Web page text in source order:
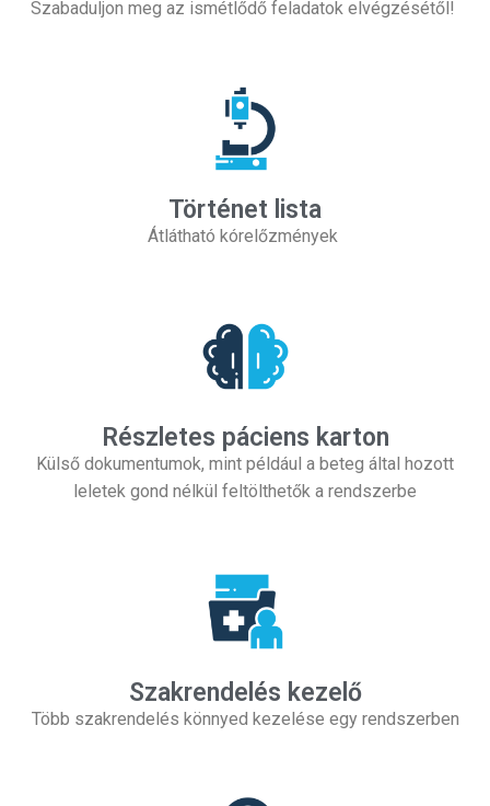
Szabaduljon meg az ismétlődő feladatok elvégzésétől!
Történet lista
Átlátható kórelőzmények
Részletes páciens karton
Külső dokumentumok, mint például a beteg által hozott
leletek gond nélkül feltölthetők a rendszerbe
Szakrendelés kezelő
Több szakrendelés könnyed kezelése egy rendszerben